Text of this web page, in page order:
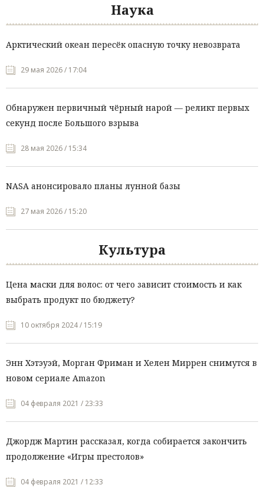
Наука
Арктический океан пересёк опасную точку невозврата
29 мая 2026 / 17:04
Обнаружен первичный чёрный нарой — реликт первых
секунд после Большого взрыва
28 мая 2026 / 15:34
NASA анонсировало планы лунной базы
27 мая 2026 / 15:20
Культура
Цена маски для волос: от чего зависит стоимость и как
выбрать продукт по бюджету?
10 октября 2024 / 15:19
Энн Хэтэуэй, Морган Фриман и Хелен Миррен снимутся в
новом сериале Amazon
04 февраля 2021 / 23:33
Джордж Мартин рассказал, когда собирается закончить
продолжение «Игры престолов»
04 февраля 2021 / 12:33